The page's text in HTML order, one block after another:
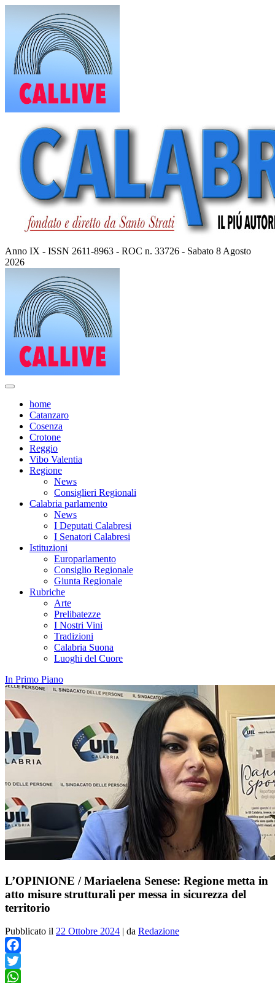
contenuto
Anno IX - ISSN 2611-8963 - ROC n. 33726 - Sabato 8 Agosto
2026
home
Catanzaro
Cosenza
Crotone
Reggio
Vibo Valentia
Regione
News
Consiglieri Regionali
Calabria parlamento
News
I Deputati Calabresi
I Senatori Calabresi
Istituzioni
Europarlamento
Consiglio Regionale
Giunta Regionale
Rubriche
Arte
Prelibatezze
I Nostri Vini
Tradizioni
Calabria Suona
Luoghi del Cuore
In Primo Piano
L’OPINIONE / Mariaelena Senese: Regione metta in
atto misure strutturali per messa in sicurezza del
territorio
Pubblicato il 22 Ottobre 2024 | da Redazione
Facebook
Twitter